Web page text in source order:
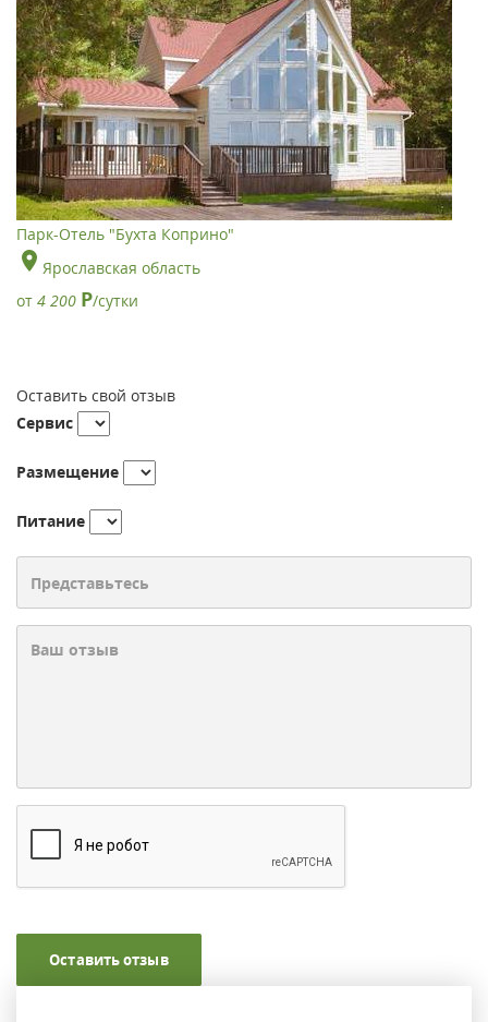
Парк-Отель "Бухта Коприно"
Ярославская область
от 4 200 Р/сутки
Оставить свой отзыв
Сервис
Размещение
Питание
Оставить отзыв